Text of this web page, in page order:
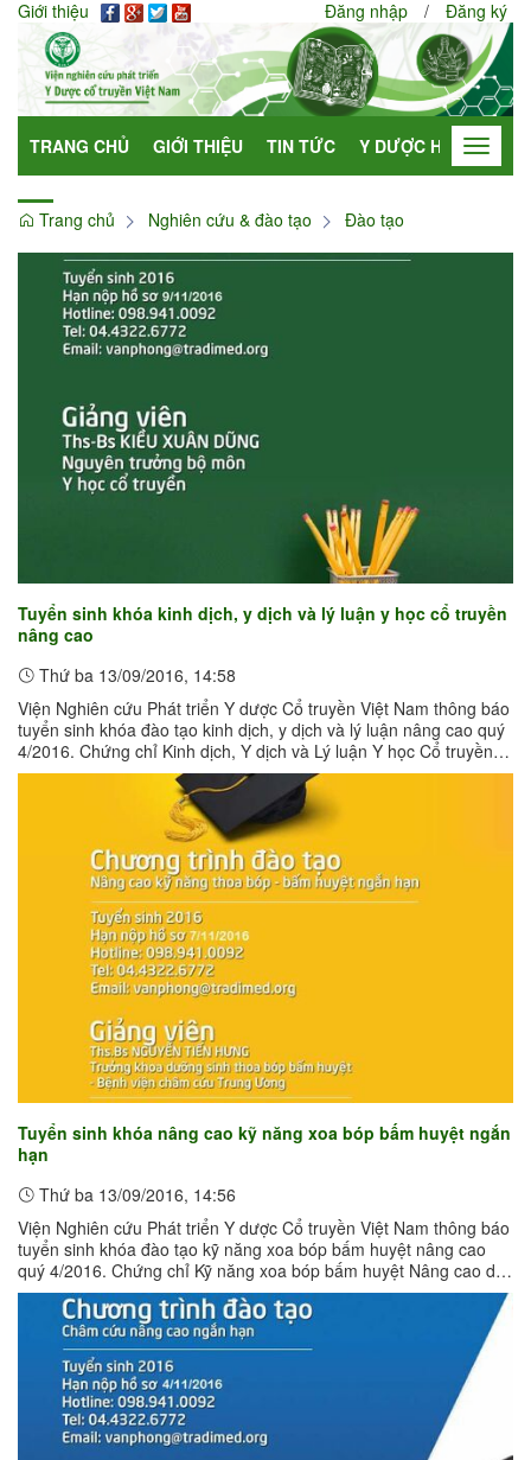
Giới thiệu Đăng nhập / Đăng ký
TRANG CHỦ GIỚI THIỆU TIN TỨC Y DƯỢC HỌC Toggle
Trang chủ Nghiên cứu & đào tạo Đào tạo
Tuyển sinh khóa kinh dịch, y dịch và lý luận y học cổ truyền
nâng cao
Thứ ba 13/09/2016, 14:58
Viện Nghiên cứu Phát triển Y dược Cổ truyền Việt Nam thông báo
tuyển sinh khóa đào tạo kinh dịch, y dịch và lý luận nâng cao quý
4/2016. Chứng chỉ Kinh dịch, Y dịch và Lý luận Y học Cổ truyền
Nâng ...
Tuyển sinh khóa nâng cao kỹ năng xoa bóp bấm huyệt ngắn
hạn
Thứ ba 13/09/2016, 14:56
Viện Nghiên cứu Phát triển Y dược Cổ truyền Việt Nam thông báo
tuyển sinh khóa đào tạo kỹ năng xoa bóp bấm huyệt nâng cao
quý 4/2016. Chứng chỉ Kỹ năng xoa bóp bấm huyệt Nâng cao do
Viện Nghiên cứu ...